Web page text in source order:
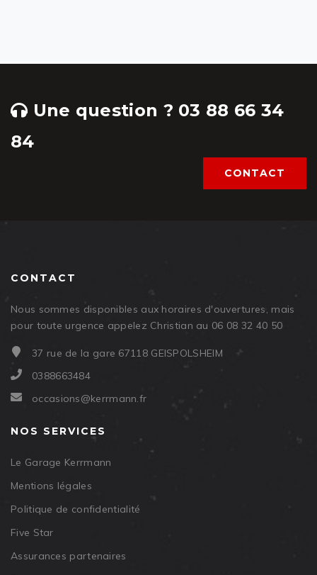
Une question ? 03 88 66 34
84
CONTACT
CONTACT
Nous sommes disponibles aux horaires d'ouvertures, mais
pour toute urgence appelez Christian au 06 08 32 40 50
37 rue de la gare 67118 GEISPOLSHEIM
0388663484
occasions@kerrmann.fr
NOS SERVICES
Le Garage Kerrmann
Mentions légales
Politique de confidentialité
Five Star
Assurances partenaires